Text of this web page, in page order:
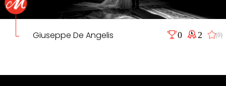
Giuseppe De Angelis 0 2 (0)